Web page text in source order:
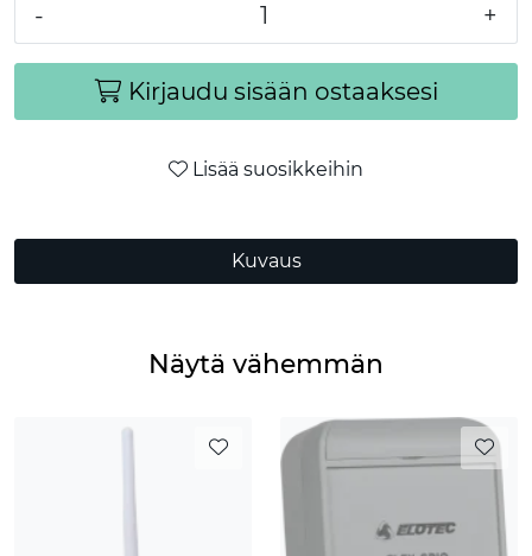
- +
Kirjaudu sisään ostaaksesi
Lisää suosikkeihin
Kuvaus
Näytä vähemmän